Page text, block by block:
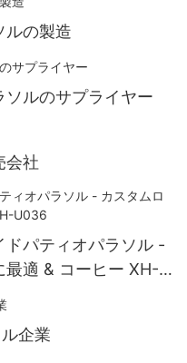
ルの製造
ルのサプライヤー
会社
ドパティオパラソル -
最適 & コーヒー XH-
企業